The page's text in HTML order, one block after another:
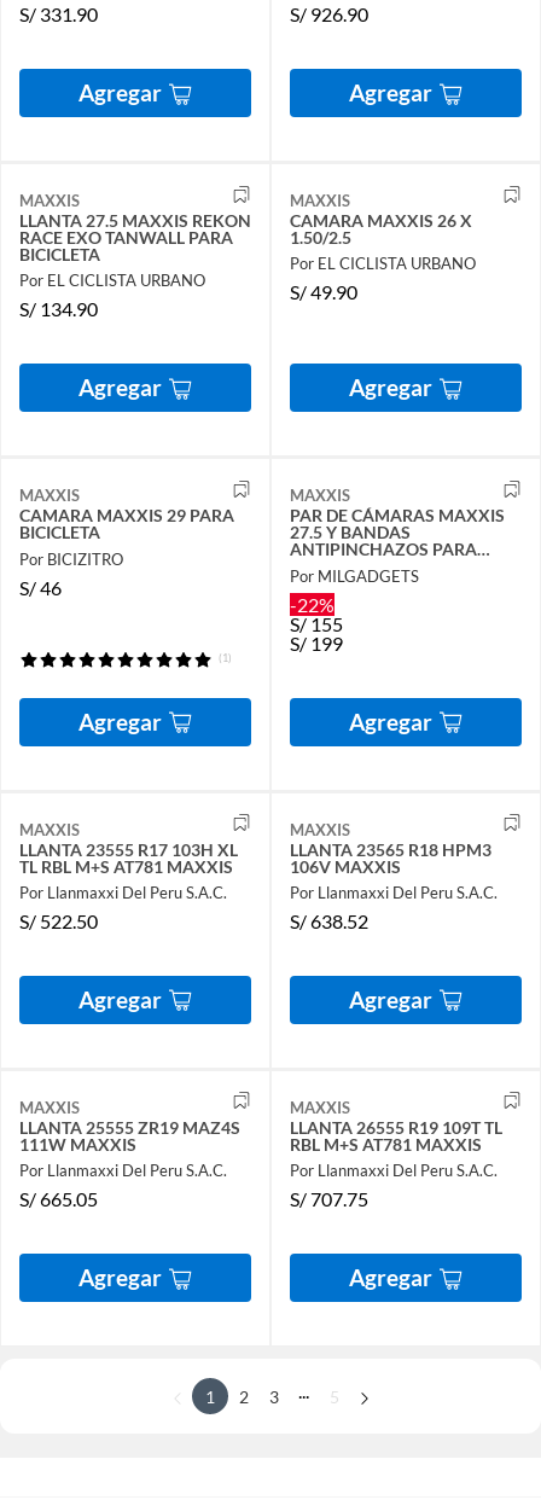
S/ 331.90
Agregar
S/ 926.90
Agregar
MAXXIS
LLANTA 27.5 MAXXIS REKON
RACE EXO TANWALL PARA
BICICLETA
Por EL CICLISTA URBANO
S/ 134.90
Agregar
MAXXIS
CAMARA MAXXIS 26 X
1.50/2.5
Por EL CICLISTA URBANO
S/49.90
Agregar
MAXXIS
CAMARA MAXXIS 29 PARA
BICICLETA
Por BICIZITRO
S/46
(1)
Agregar
MAXXIS
PAR DE CÁMARAS MAXXIS
27.5 Y BANDAS
ANTIPINCHAZOS PARA
BICICLETA
Por MILGADGETS
-22%
S/155
S/ 199
Agregar
MAXXIS
LLANTA 23555 R17 103H XL
TL RBL M+S AT781 MAXXIS
Por Llanmaxxi Del Peru S.A.C.
S/ 522.50
Agregar
MAXXIS
LLANTA 23565 R18 HPM3
106V MAXXIS
Por Llanmaxxi Del Peru S.A.C.
S/638.52
Agregar
MAXXIS
LLANTA 25555 ZR19 MAZ4S
111W MAXXIS
Por Llanmaxxi Del Peru S.A.C.
S/665.05
Agregar
MAXXIS
LLANTA 26555 R19 109T TL
RBL M+S AT781 MAXXIS
Por Llanmaxxi Del Peru S.A.C.
S/707.75
Agregar
1 2 3 5